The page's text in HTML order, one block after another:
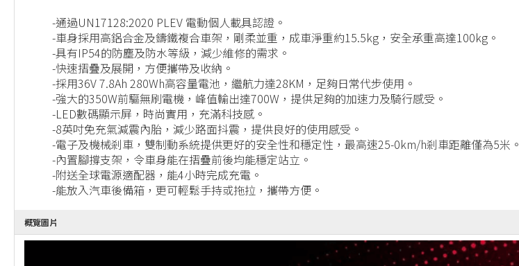
-通過UN17128:2020 PLEV 電動個人載具認證。
-車身採用高鋁合金及鑄鐵複合車架，剛柔並重，成車淨重約15.5kg，安全承重高達100kg。
-具有IP54的防塵及防水等級，減少維修的需求。
-快速摺疊及展開，方便攜帶及收納。
-採用36V 7.8Ah 280Wh高容量電池，繼航力達28KM，足夠日常代步使用。
-強大的350W前驅無刷電機，峰值輸出達700W，提供足夠的加速力及騎行感受。
-LED數碼顯示屏，時尚實用，充滿科技感。
-8英吋免充氣減震內胎，減少路面抖震，提供良好的使用感受。
-電子及機械剎車，雙制動系統提供更好的安全性和穩定性，最高速25-0km/h剎車距離僅為5米。
-內置腳撐支架，令車身能在摺疊前後均能穩定站立。
-附送全球電源適配器，能4小時完成充電。
-能放入汽車後備箱，更可輕鬆手持或拖拉，攜帶方便。
概覽圖片